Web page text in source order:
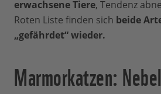
erwachsene Tiere, Tendenz
Roten Liste finden sich beide
„gefährdet“ wieder.
Marmorkatzen: